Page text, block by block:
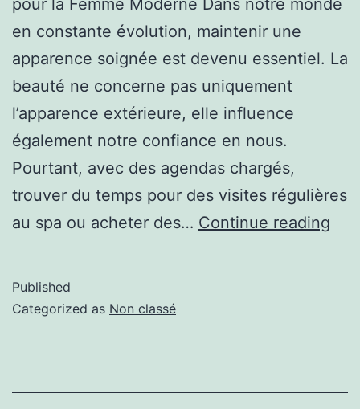
pour la Femme Moderne Dans notre monde
en constante évolution, maintenir une
apparence soignée est devenu essentiel. La
beauté ne concerne pas uniquement
l’apparence extérieure, elle influence
également notre confiance en nous.
Pourtant, avec des agendas chargés,
trouver du temps pour des visites régulières
au spa ou acheter des… Continue reading
Published
Categorized as Non classé